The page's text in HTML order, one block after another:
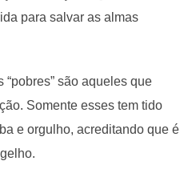
para salvar as almas
“pobres” são aqueles que
Somente esses tem tido
e orgulho, acreditando que é